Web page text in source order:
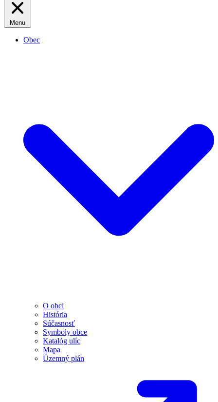
Menu
Obec
O obci
História
Súčasnosť
Symboly obce
Katalóg ulíc
Mapa
Územný plán